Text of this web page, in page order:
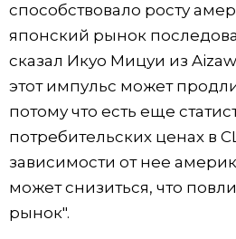
способствовало росту
японский рынок
сказал Икуо Мицуи из
этот импульс может
потому что есть еще
потребительских ценах в
зависимости от нее
может снизиться, что
рынок".